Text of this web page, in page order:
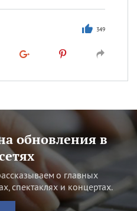
349
обновления в
о главных
спектаклях и концертах.